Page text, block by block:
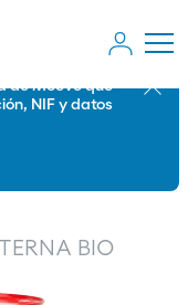
de Moeve que
NIF y datos
Cerrar
BIO